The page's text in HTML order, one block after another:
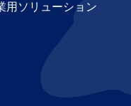
用ソリューション